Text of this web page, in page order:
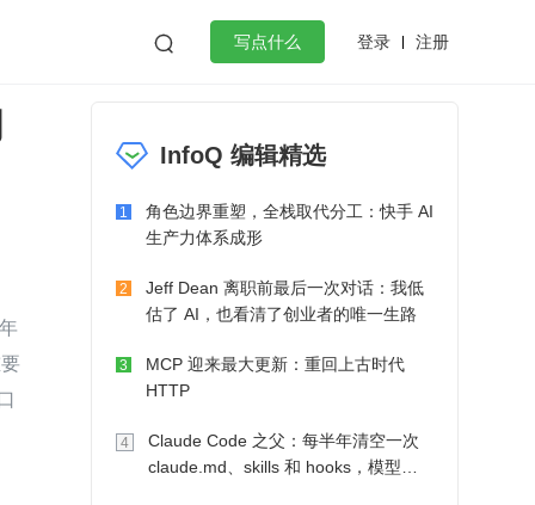
 写点什么 登录 注册
作
微服务架构 flutter
InfoQ 编辑精选
1
角色边界重塑，全栈取代分工：快手 AI
生产力体系成形
2
Jeff Dean 离职前最后一次对话：我低
估了 AI，也看清了创业者的唯一生路
3
MCP 迎来最大更新：重回上古时代
HTTP
4
Claude Code 之父：每半年清空一次
claude.md、skills 和 hooks，模型自